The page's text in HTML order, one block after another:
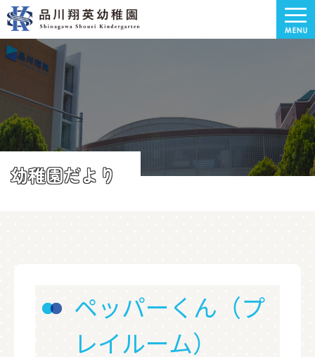
幼稚園だより
ペッパーくん（プ
レイルーム）